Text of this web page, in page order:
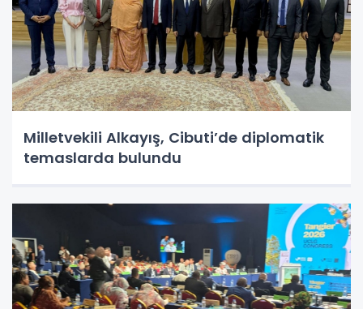
Milletvekili Alkayış, Cibuti’de diplomatik
temaslarda bulundu